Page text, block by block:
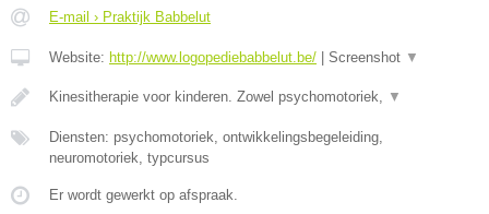
E-mail › Praktijk Babbelut
Website: http://www.logopediebabbelut.be/ Screenshot ▼
Kinesitherapie voor kinderen. Zowel psychomotoriek, ▼
Diensten: psychomotoriek, ontwikkelingsbegeleiding,
neuromotoriek, typcursus
Er wordt gewerkt op afspraak.